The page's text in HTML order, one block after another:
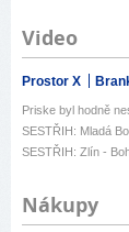
Video
Prostor X
Priske byl hodně
SESTŘIH: Mladá
SESTŘIH: Zlín -
Nákupy